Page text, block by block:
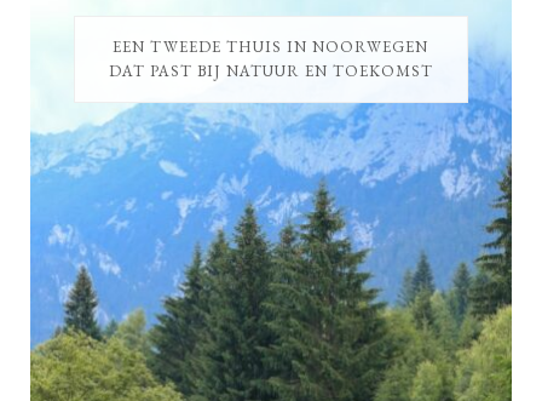
EEN TWEEDE THUIS IN NOORWEGEN
DAT PAST BIJ NATUUR EN TOEKOMST